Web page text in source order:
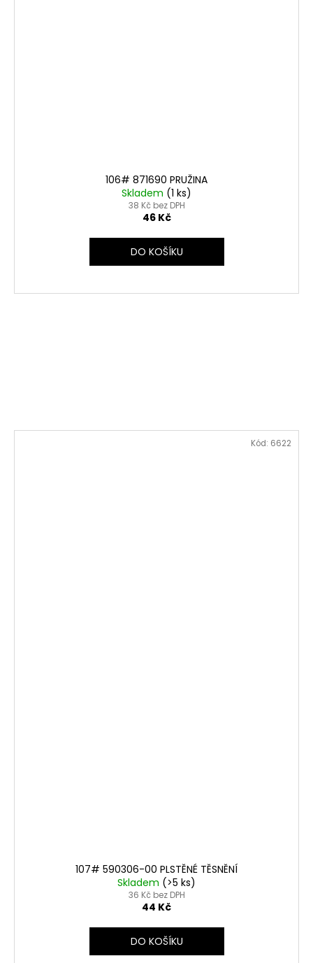
106# 871690 PRUŽINA
Skladem (1 ks)
38 Kč bez DPH
46 Kč
DO KOŠÍKU
107# 590306-00 PLSTĚNÉ TĚSNĚNÍ
Skladem (>5 ks)
36 Kč bez DPH
44 Kč
DO KOŠÍKU
Kód: 6622